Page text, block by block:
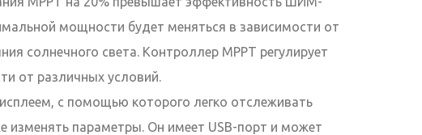
мощности будет меняться в зависимости от
солнечного света. Контроллер МРРТ регулирует
от различных условий.
с помощью которого легко отслеживать
изменять параметры. Он имеет USB-порт и может